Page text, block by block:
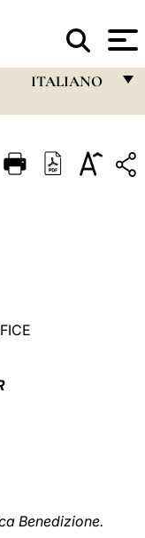
ITALIANO
FRANÇAIS
ENGLISH
POLSKI
Benedizione.